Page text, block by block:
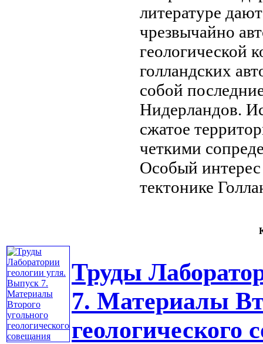
литературе
чрезвычайно
геологической
голландских
собой
Нидерландов.
сжатое
четкими
Особый
тектонике
Труды
7. Материалы
геологического